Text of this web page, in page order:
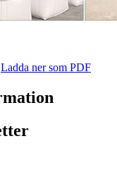
Ladda ner som PDF